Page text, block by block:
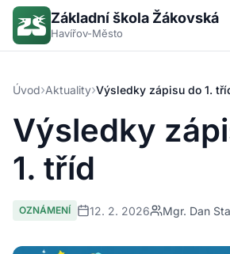
Základní škola Žákovská
Havířov-Město
Úvod›Aktuality›Výsledky zápisu do 1.
Výsledky
1. tříd
OZNÁMENÍ 12. 2. 2026 Mgr. Dan